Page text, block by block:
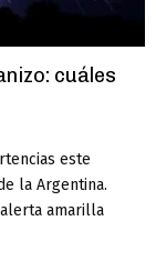
cuáles
este
la Argentina.
amarilla